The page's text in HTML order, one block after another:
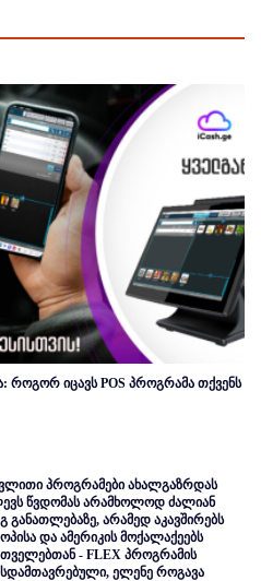
როგორ იცავს POS პროგრამა თქვენს
პროგრამები ახალგაზრდას
წვდომას არამხოლოდ ძალიან
განათლებაზე, არამედ აკავშირებს
და ამერიკის მოქალაქეებს
- FLEX პროგრამის
ელენე როგავა